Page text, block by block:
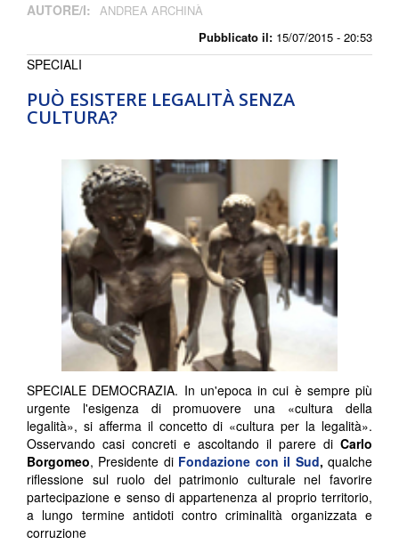
Pubblicato il: 15/07/2015 - 20:53
AUTORE/I: ANDREA ARCHINÀ
PUÒ ESISTERE LEGALITÀ SENZA
CULTURA?
SPECIALI
SPECIALE DEMOCRAZIA. In un'epoca in cui è sempre più
urgente l'esigenza di promuovere una «cultura della
legalità», si afferma il concetto di «cultura per la legalità».
Osservando casi concreti e ascoltando il parere di Carlo
Borgomeo, Presidente di Fondazione con il Sud,qualche
riflessione sul ruolo del patrimonio culturale nel favorire
partecipazione e senso di appartenenza al proprio territorio,
a lungo termine antidoti contro criminalità organizzata e
corruzione